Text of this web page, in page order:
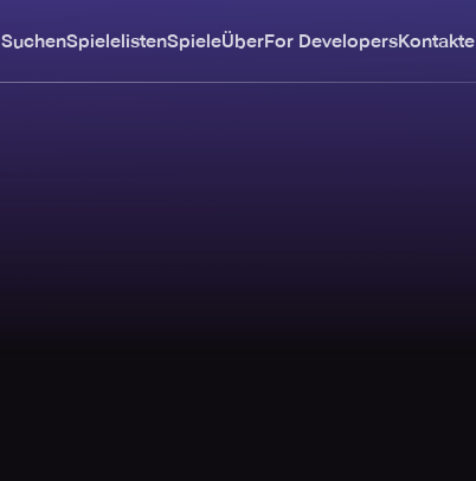
SuchenSpielelistenSpieleÜberFor DevelopersKontakte